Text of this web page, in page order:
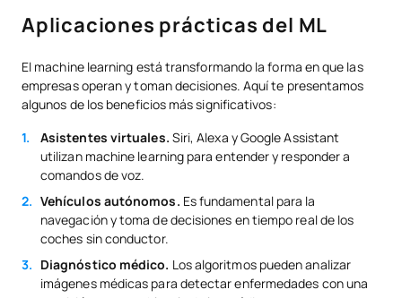
Aplicaciones prácticas del ML
El machine learning está transformando la forma en que las
empresas operan y toman decisiones. Aquí te presentamos
algunos de los beneficios más significativos:
Asistentes virtuales. Siri, Alexa y Google Assistant
utilizan machine learning para entender y responder a
comandos de voz.
Vehículos autónomos. Es fundamental para la
navegación y toma de decisiones en tiempo real de los
coches sin conductor.
Diagnóstico médico. Los algoritmos pueden analizar
imágenes médicas para detectar enfermedades con una